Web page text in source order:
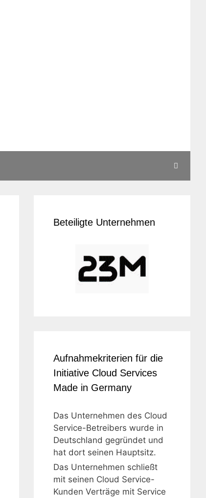
Beteiligte Unternehmen
Aufnahmekriterien für die
Initiative Cloud Services
Made in Germany
Das Unternehmen des Cloud
Service-Betreibers wurde in
Deutschland gegründet und
hat dort seinen Hauptsitz.
Das Unternehmen schließt
mit seinen Cloud Service-
Kunden Verträge mit Service